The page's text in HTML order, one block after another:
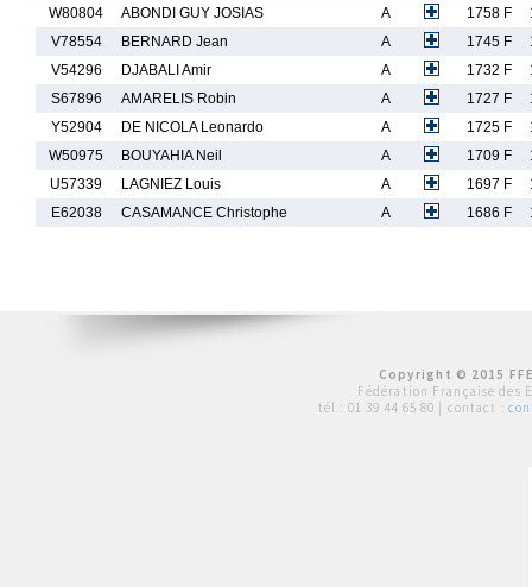
W80804
ABONDI GUY JOSIAS A 1758 F
V78554
BERNARD Jean A 1745 F
V54296
DJABALI Amir A 1732 F
S67896
AMARELIS Robin A 1727 F
Y52904
DE NICOLA Leonardo A 1725 F
W50975
BOUYAHIA Neil A 1709 F
U57339
LAGNIEZ Louis A 1697 F
E62038
CASAMANCE Christophe A 1686 F
Copyright © 2015
Fédération Française des
tél : 01 39 44 65 80 | contact :